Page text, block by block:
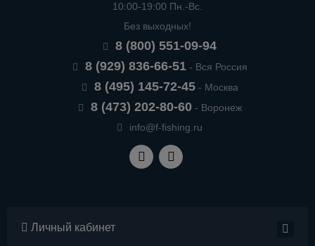
10:00-19:00 Пн.-Вс.
Без выходных!
8 (800) 551-09-94
8 (929) 836-66-51- Вся Россия
8 (495) 145-72-45- Москва
8 (473) 202-80-60- Воронеж
info@f-fishing.ru
Личный кабинет